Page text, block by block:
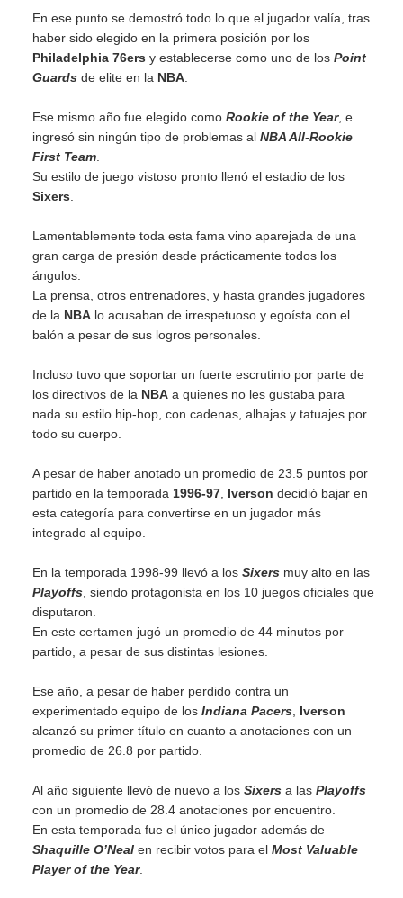
En ese punto se demostró todo lo que el jugador valía, tras
haber sido elegido en la primera posición por los
Philadelphia 76ers y establecerse como uno de los Point
Guards de elite en la NBA
Ese mismo año fue elegido como Rookie of the Year, e
ingresó sin ningún tipo de problemas al NBA All-Rookie
First Team
Su estilo de juego vistoso pronto llenó el estadio de los
Sixers
Lamentablemente toda esta fama vino aparejada de una
gran carga de presión desde prácticamente todos los
ángulos.
La prensa, otros entrenadores, y hasta grandes jugadores
de la NBA lo acusaban de irrespetuoso y egoísta con el
balón a pesar de sus logros personales.
Incluso tuvo que soportar un fuerte escrutinio por parte de
los directivos de la NBA a quienes no les gustaba para
nada su estilo hip-hop, con cadenas, alhajas y tatuajes por
todo su cuerpo.
A pesar de haber anotado un promedio de 23.5 puntos por
partido en la temporada 1996-97 Iverson decidió bajar en
esta categoría para convertirse en un jugador más
integrado al equipo.
En la temporada 1998-99 llevó a los Sixers muy alto en las
Playoffs , siendo protagonista en los 10 juegos oficiales que
disputaron.
En este certamen jugó un promedio de 44 minutos por
partido, a pesar de sus distintas lesiones.
Ese año, a pesar de haber perdido contra un
experimentado equipo de los Indiana Pacers Iverson
alcanzó su primer título en cuanto a anotaciones con un
promedio de 26.8 por partido.
Al año siguiente llevó de nuevo a los Sixers a las Playoffs
con un promedio de 28.4 anotaciones por encuentro.
En esta temporada fue el único jugador además de
Shaquille O’Neal en recibir votos para el Most Valuable
Player of the Year.